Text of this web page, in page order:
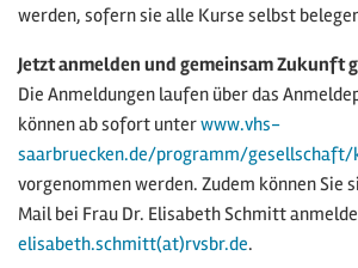
werden, sofern sie alle Kurse selbst
Jetzt anmelden und gemeinsam Zukunft
Die Anmeldungen laufen über das
können ab sofort unterwww.vhs-
saarbruecken.de/programm/
vorgenommen werden. Zudem können Sie
Mail bei Frau Dr. Elisabeth Schmitt
elisabeth.schmitt(at)rvsbr.de.